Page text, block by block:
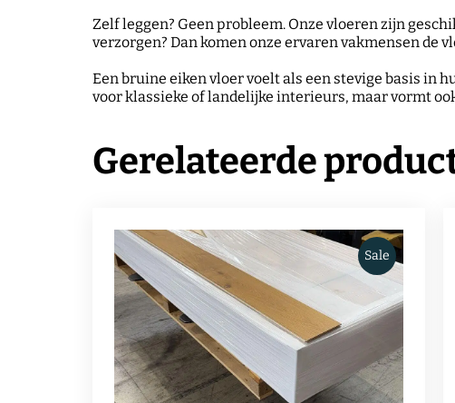
Zelf leggen? Geen probleem. Onze vloeren zijn
verzorgen? Dan komen onze ervaren vakmensen de
Een bruine eiken vloer voelt als een stevige basis in
voor klassieke of landelijke interieurs, maar vormt
Gerelateerde
Sale